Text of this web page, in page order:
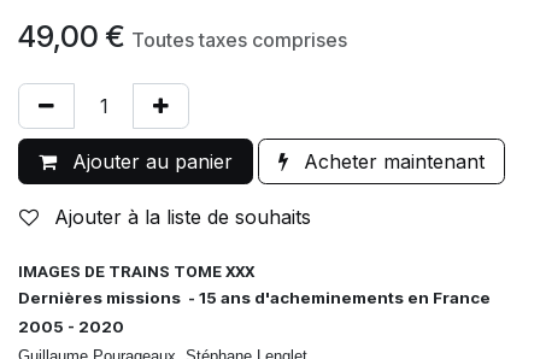
49,00 € Toutes taxes comprises
Ajouter au panier Acheter maintenant
Ajouter à la liste de souhaits
IMAGES DE TRAINS TOME XXX
Dernières missions - 15 ans d'acheminements en France
2005 - 2020